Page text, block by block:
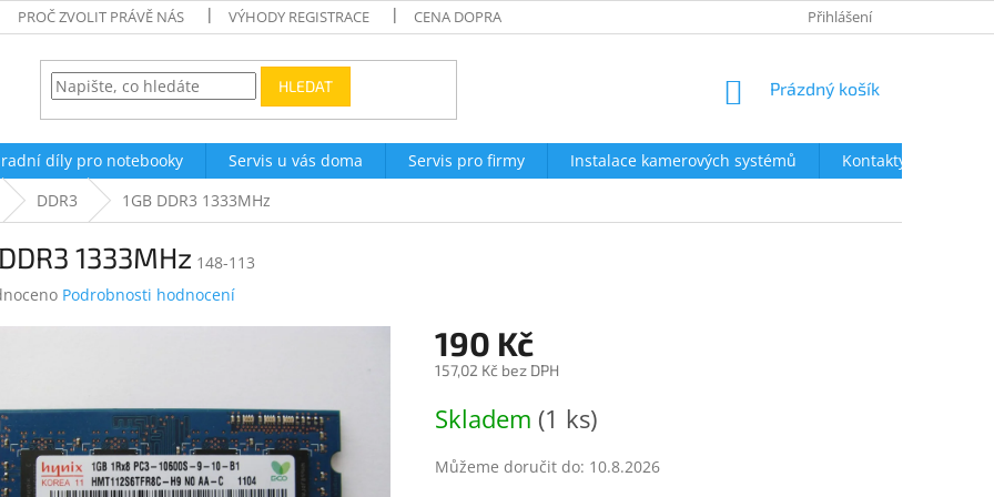
PROČ ZVOLIT PRÁVĚ NÁS VÝHODY REGISTRACE CENA DOPRAVY OBCHODNÍ PODMÍNKY
Přihlášení
HLEDAT
NÁKUPNÍ
Prázdný košík
díly pro notebooky Servis u vás doma Servis pro firmy Instalace kamerových systémů
Kontakty
DDR3 1GB DDR3 1333MHz
1333MHz 148-113
Podrobnosti hodnocení
190 Kč
157,02 Kč bez DPH
cena:
Skladem (1 ks)
Můžeme doručit do: 10.8.2026